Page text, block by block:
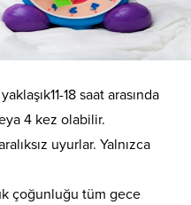
18 saat arasında
4 kez olabilir.
uyurlar. Yalnızca
çoğunluğu tüm gece